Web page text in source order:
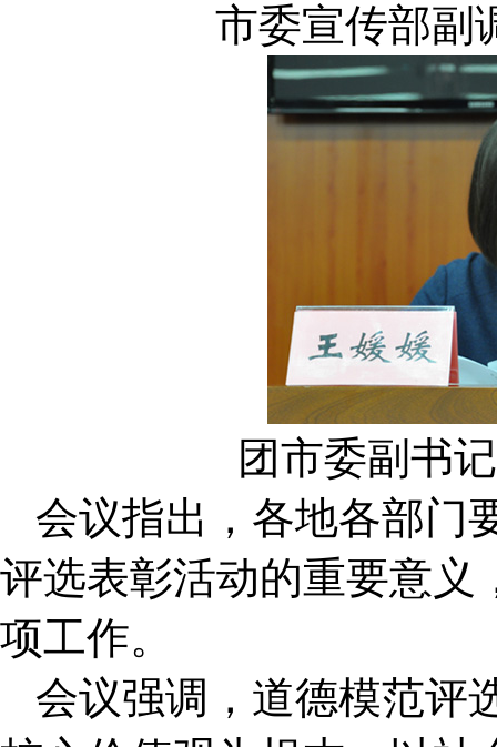
市委宣传部副
团市委副书
会议指出，各地各部门
评选表彰活动的重要意义
项工作。
会议强调，道德模范评